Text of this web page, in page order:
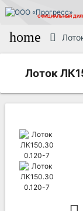
ОФИЦИАЛЬНЫЙ
home
Лоток